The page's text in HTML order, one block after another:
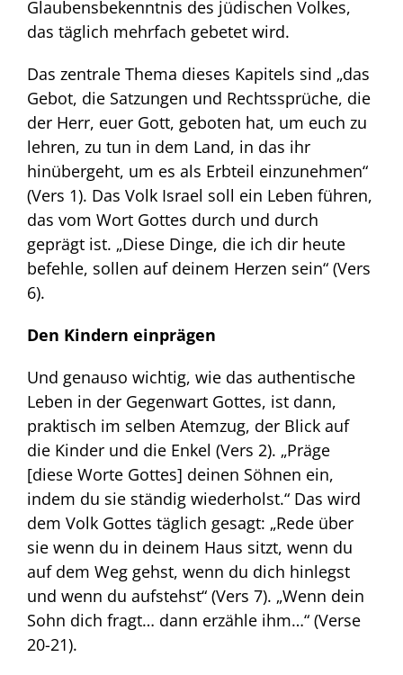
Glaubensbekenntnis des jüdischen Volkes,
das täglich mehrfach gebetet wird.
Das zentrale Thema dieses Kapitels sind „das
Gebot, die Satzungen und Rechtssprüche, die
der Herr, euer Gott, geboten hat, um euch zu
lehren, zu tun in dem Land, in das ihr
hinübergeht, um es als Erbteil einzunehmen“
(Vers 1). Das Volk Israel soll ein Leben führen,
das vom Wort Gottes durch und durch
geprägt ist. „Diese Dinge, die ich dir heute
befehle, sollen auf deinem Herzen sein“ (Vers
6).
Den Kindern einprägen
Und genauso wichtig, wie das authentische
Leben in der Gegenwart Gottes, ist dann,
praktisch im selben Atemzug, der Blick auf
die Kinder und die Enkel (Vers 2). „Präge
[diese Worte Gottes] deinen Söhnen ein,
indem du sie ständig wiederholst.“ Das wird
dem Volk Gottes täglich gesagt: „Rede über
sie wenn du in deinem Haus sitzt, wenn du
auf dem Weg gehst, wenn du dich hinlegst
und wenn du aufstehst“ (Vers 7). „Wenn dein
Sohn dich fragt… dann erzähle ihm…“ (Verse
20-21).